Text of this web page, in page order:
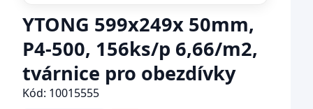
YTONG 599x249x 50mm,
P4-500, 156ks/p 6,66/m2,
tvárnice pro obezdívky
Kód: 10015555